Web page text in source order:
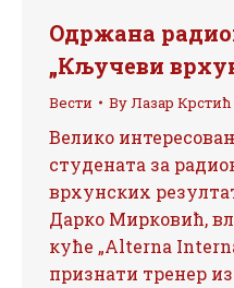
Одржана
„Кључеви
Вести ByЛазар Крстић
Велико
студената за
врхунских
Дарко Мирковић,
куће „Alterna
признати тренер